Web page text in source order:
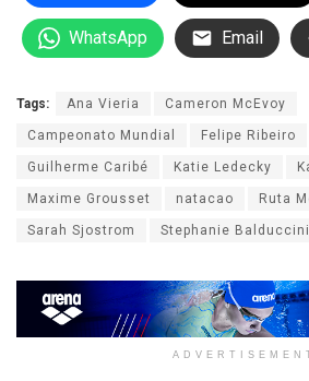
WhatsApp Email
Tags: Ana Vieria Cameron McEvoy
Campeonato Mundial Felipe Ribeiro
Guilherme Caribé Katie Ledecky
Maxime Grousset natacao Ruta
Sarah Sjostrom Stephanie Balduccini